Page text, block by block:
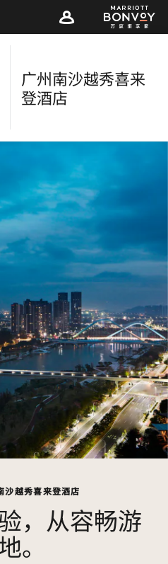
广州南沙越秀喜来
登酒店
沙越秀喜来登酒店
，从容畅游
。